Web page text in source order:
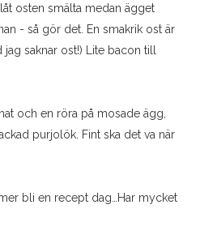
osten smälta medan ägget
- så gör det. En smakrik ost är
saknar ost!) Lite bacon till
och en röra på mosade ägg,
purjolök. Fint ska det va när
bli en recept dag…Har mycket